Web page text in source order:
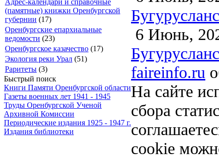
Адрес-календари и справочные
(памятные) книжки Оренбургской
губернии (17)
Оренбургские епархиальные
ведомости (23)
Оренбургское казачество (17)
Экология реки Урал (51)
Раритеты (3)
Быстрый поиск
Книги Памяти Оренбургской области
Газеты военных лет 1941 - 1945
Труды Оренбургской Ученой
Архивной Комиссии
Периодические издания 1925 - 1947 г.
Издания библиотеки
6 Июнь,
faireinfo.ru
На сайте
сбора
cookie